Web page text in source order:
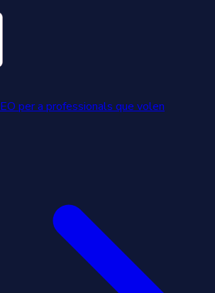
per a professionals que volen